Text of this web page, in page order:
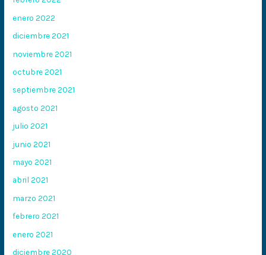
enero 2022
diciembre 2021
noviembre 2021
octubre 2021
septiembre 2021
agosto 2021
julio 2021
junio 2021
mayo 2021
abril 2021
marzo 2021
febrero 2021
enero 2021
diciembre 2020